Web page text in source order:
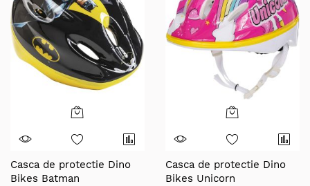
Casca de protectie Dino
Bikes Batman
Casca de protectie Dino
Bikes Unicorn